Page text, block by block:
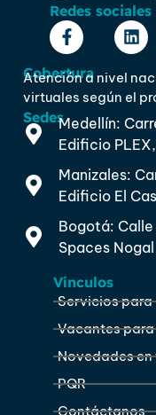
Redes sociales
Cobertura
Atención a nivel
virtuales según el
SedesMedellín:
Edificio
Manizales:
Edificio El
Bogotá:
Spaces Nogal
Vínculos
Servicios para
Vacantes
Novedades
PQR
Contáctanos